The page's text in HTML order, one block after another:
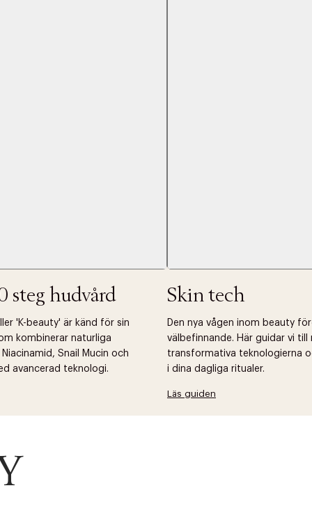
steg hudvård
'K-beauty' är känd för sin
kombinerar naturliga
Snail Mucin och
avancerad teknologi.
Skin tech
Den nya vågen inom beauty
välbefinnande. Här guidar vi till
transformativa teknologierna
i dina dagliga ritualer.
Läs guiden